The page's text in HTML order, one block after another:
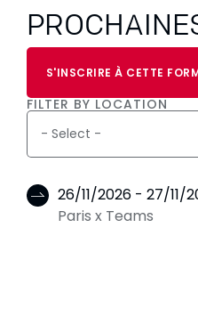
S'INSCRIRE À CETTE
FILTER BY LOCATION
26/11/2026 - 27/11/
Paris x Teams